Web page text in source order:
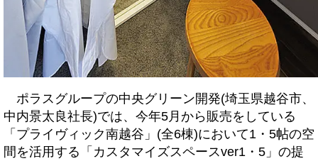
ポラスグループの中央グリーン開発(埼玉県越谷市、
中内景太良社長)では、今年5月から販売をしている
「プライヴィック南越谷」(全6棟)において1・5帖の空
間を活用する「カスタマイズスペースver1・5」の提